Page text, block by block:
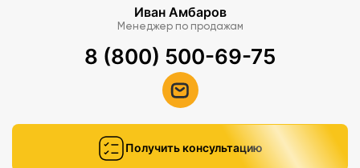
Иван Амбаров
Менеджер по продажам
8 (800) 500-69-75
Получить консультацию